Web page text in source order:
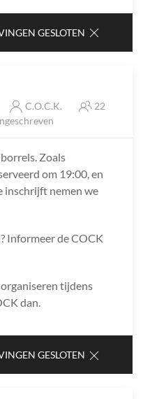
GESLOTEN
C.O.C.K.
22
Zoals
om 19:00, en
inschrijft nemen we
Informeer de COCK
tijdens
dan.
GESLOTEN